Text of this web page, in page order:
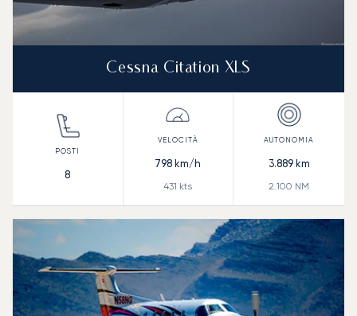
Cessna Citation XLS
8
798 km/h
431 kts
3.889km
2.100 NM